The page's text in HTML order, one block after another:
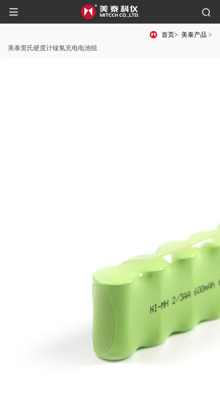
首页> 美泰产品 >
美泰里氏硬度计镍氢充电电池组